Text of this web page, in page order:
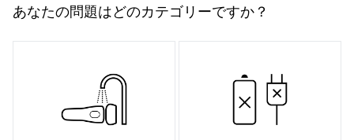
あなたの問題はどのカテゴリーですか？